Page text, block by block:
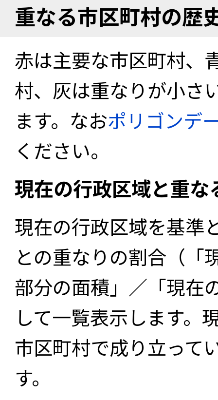
重なる市区町村の歴
赤は主要な市区町村、
村、灰は重なりが小さ
ます。なおポリゴンデ
ください。
現在の行政区域と重
現在の行政区域を基準
との重なりの割合（「
部分の面積」／「現在
して一覧表示します。
市区町村で成り立って
す。